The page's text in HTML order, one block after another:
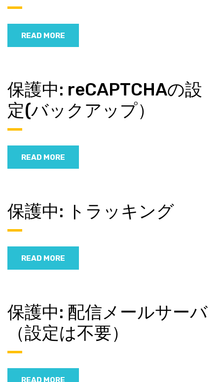
READ MORE
保護中: reCAPTCHAの設
定(バックアップ）
READ MORE
保護中: トラッキング
READ MORE
保護中: 配信メールサーバ
（設定は不要）
READ MORE